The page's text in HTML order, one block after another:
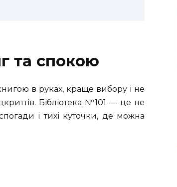
та спокою
в руках, краще вибору і не
Бібліотека №101 — це не
і тихі куточки, де можна